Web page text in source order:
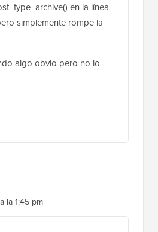
en la línea
simplemente rompe la
algo obvio pero no lo
la 1:45 pm